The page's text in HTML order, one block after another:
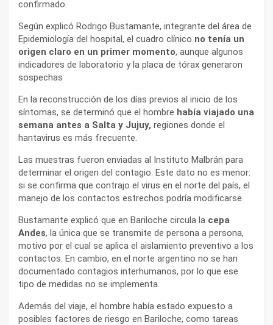
confirmado.
Según explicó Rodrigo Bustamante, integrante del área de
Epidemiología del hospital, el cuadro clínico no tenía un
origen claro en un primer momento, aunque algunos
indicadores de laboratorio y la placa de tórax generaron
sospechas
En la reconstrucción de los días previos al inicio de los
síntomas, se determinó que el hombre había viajado una
semana antes a Salta y Jujuy, regiones donde el
hantavirus es más frecuente.
Las muestras fueron enviadas al Instituto Malbrán para
determinar el origen del contagio. Este dato no es menor:
si se confirma que contrajo el virus en el norte del país, el
manejo de los contactos estrechos podría modificarse.
Bustamante explicó que en Bariloche circula la cepa
Andes, la única que se transmite de persona a persona,
motivo por el cual se aplica el aislamiento preventivo a los
contactos. En cambio, en el norte argentino no se han
documentado contagios interhumanos, por lo que ese
tipo de medidas no se implementa.
Además del viaje, el hombre había estado expuesto a
posibles factores de riesgo en Bariloche, como tareas